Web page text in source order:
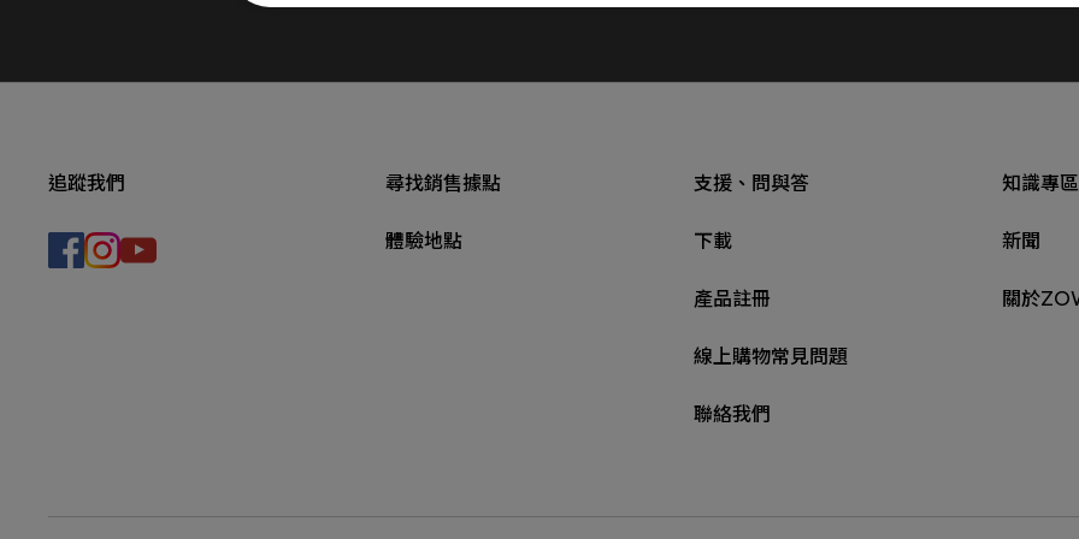
追蹤我們 尋找銷售據點
體驗地點
支援、問與答
下載
產品註冊
線上購物常見問題
聯絡我們
知識專區
新聞
關於